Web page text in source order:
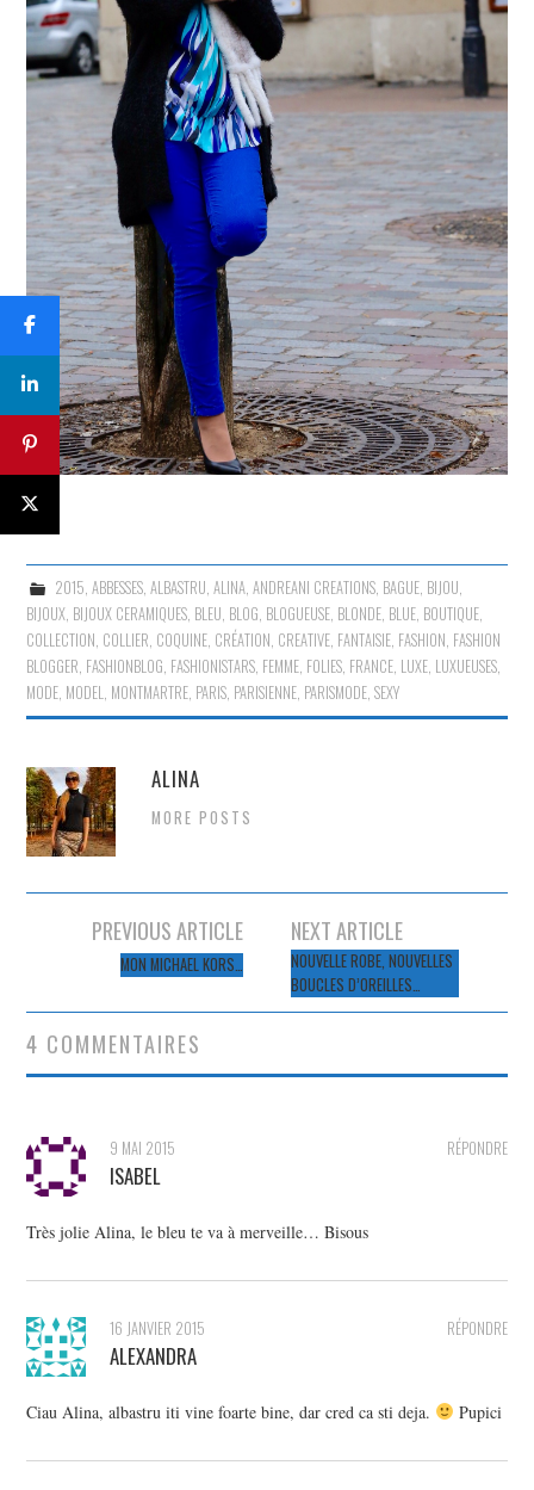
2015, ABBESSES, ALBASTRU, ALINA, ANDREANI CREATIONS, BAGUE, BIJOU,
BIJOUX, BIJOUX CERAMIQUES, BLEU, BLOG, BLOGUEUSE, BLONDE, BLUE, BOUTIQUE,
COLLECTION, COLLIER, COQUINE, CRÉATION, CREATIVE, FANTAISIE, FASHION, FASHION
BLOGGER, FASHIONBLOG, FASHIONISTARS, FEMME, FOLIES, FRANCE, LUXE, LUXUEUSES,
MODE, MODEL, MONTMARTRE, PARIS, PARISIENNE, PARISMODE,SEXY
ALINA
MORE POSTS
Navigation
articles
PREVIOUS ARTICLE
MON MICHAEL KORS…
NEXT ARTICLE
NOUVELLE ROBE, NOUVELLES
BOUCLES D’OREILLES…
4 COMMENTAIRES
RÉPONDRE
9 MAI 2015
ISABEL
Très jolie Alina, le bleu te va à merveille… Bisous
RÉPONDRE
16 JANVIER 2015
ALEXANDRA
Ciau Alina, albastru iti vine foarte bine, dar cred ca sti deja. Pupici